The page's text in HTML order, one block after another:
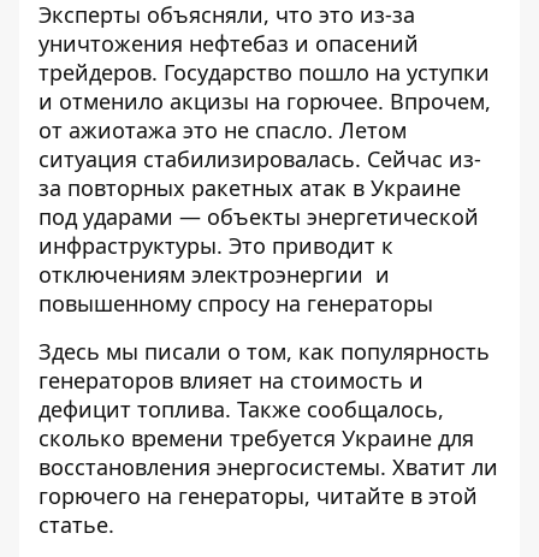
Эксперты объясняли, что это из-за
уничтожения нефтебаз и опасений
трейдеров. Государство пошло на уступки
и отменило акцизы на горючее. Впрочем,
от ажиотажа это не спасло. Летом
ситуация стабилизировалась. Сейчас из-
за повторных ракетных атак в Украине
под ударами — объекты энергетической
инфраструктуры. Это приводит к
отключениям электроэнергии и
повышенному спросу на генераторы
Здесь мы писали о том, как популярность
генераторов влияет на стоимость и
дефицит топлива. Также сообщалось,
сколько времени требуется Украине для
восстановления энергосистемы. Хватит ли
горючего на генераторы, читайте в этой
статье.